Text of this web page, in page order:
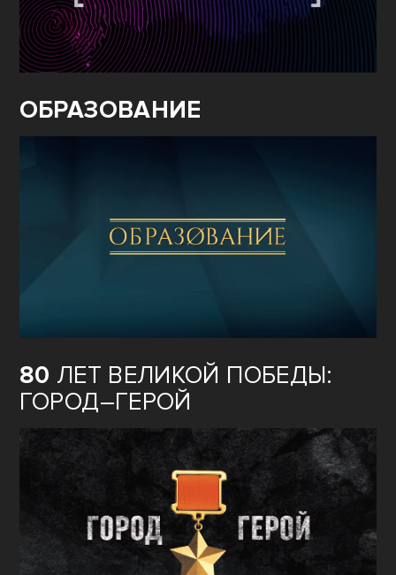
ОБРАЗОВАНИЕ
80 ЛЕТ ВЕЛИКОЙ ПОБЕДЫ:
ГОРОД–ГЕРОЙ